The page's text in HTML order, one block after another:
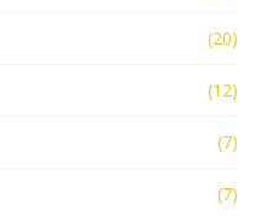
(20)
(12)
(7)
(7)